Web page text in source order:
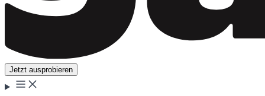
Jetzt ausprobieren